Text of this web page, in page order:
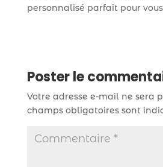
personnalisé parfait pour
Poster le
Votre adresse e-mail ne sera
champs obligatoires sont